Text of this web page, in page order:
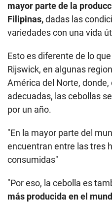
mayor parte de la
Filipinas,dadas las
variedades con una vida
Esto es diferente de lo
Rijswick, en algunas
América del Norte,
adecuadas, las cebollas
por un año.
"En la mayor parte del
encuentran entre las tres
consumidas"
"Por eso, la cebolla es
más producida en el